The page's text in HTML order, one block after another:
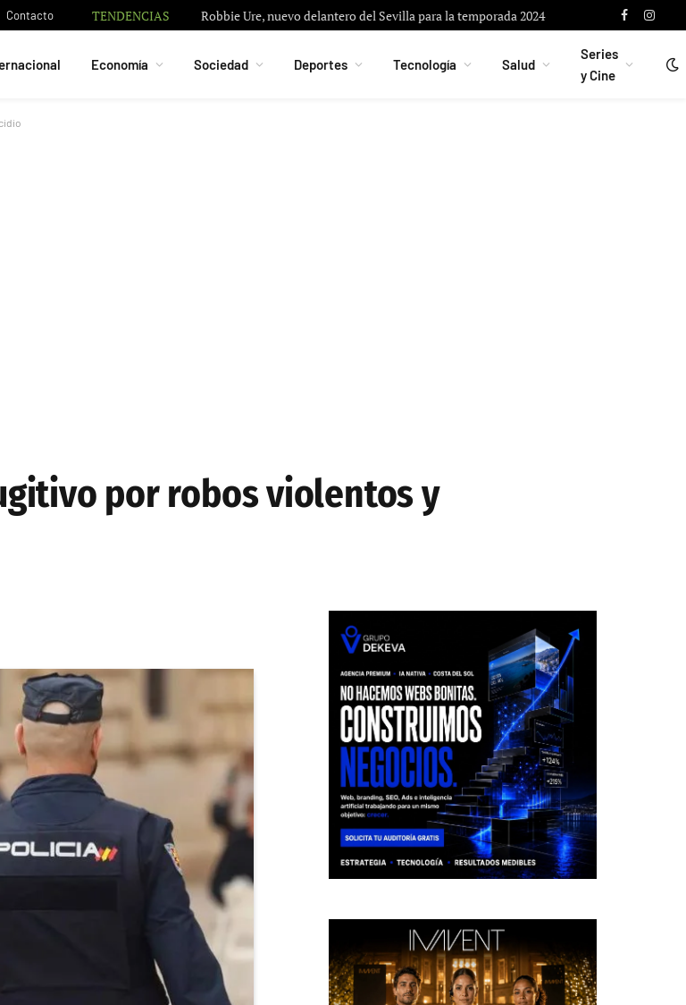
Contacto TENDENCIAS Robbie Ure, nuevo delantero del Sevilla para la temporada 2024 Facebook
Economía Sociedad Deportes Tecnología Salud
Series
y Cine
por robos violentos y